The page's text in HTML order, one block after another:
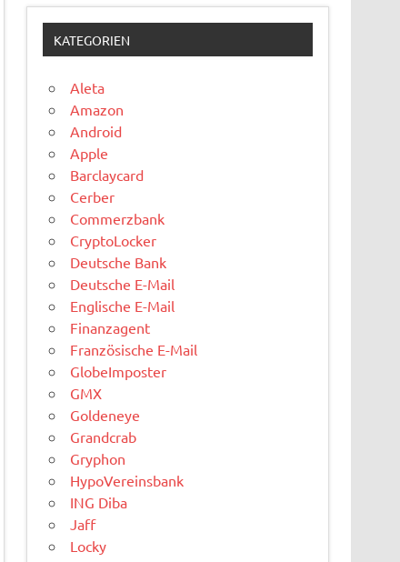
KATEGORIEN
Aleta
Amazon
Android
Apple
Barclaycard
Cerber
Commerzbank
CryptoLocker
Deutsche Bank
Deutsche E-Mail
Englische E-Mail
Finanzagent
Französische E-Mail
GlobeImposter
GMX
Goldeneye
Grandcrab
Gryphon
HypoVereinsbank
ING Diba
Jaff
Locky